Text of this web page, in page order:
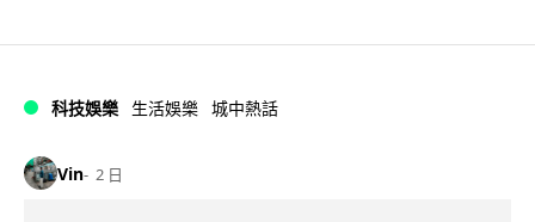
科技娛樂 生活娛樂 城中熱話
Vin 2 日